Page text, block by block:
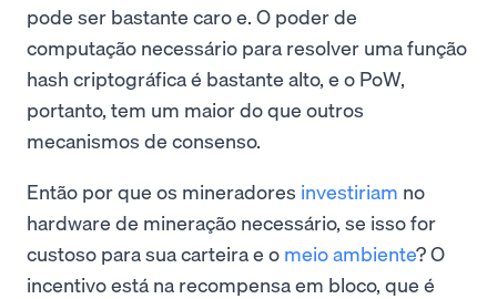
pode ser bastante caro e. O poder de
computação necessário para resolver uma função
hash criptográfica é bastante alto, e o PoW,
portanto, tem um maior do que outros
mecanismos de consenso.
Então por que os mineradores investiriam no
hardware de mineração necessário, se isso for
custoso para sua carteira e o meio ambiente? O
incentivo está na recompensa em bloco, que é